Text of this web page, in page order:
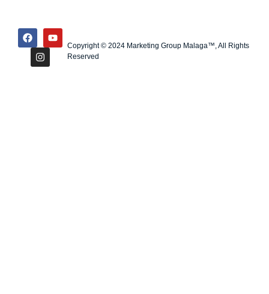
Copyright © 2024 Marketing Group Malaga™, All Rights
Reserved